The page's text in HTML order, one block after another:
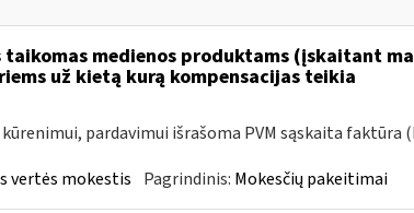
medienos produktams (įskaitant
už kietą kurą kompensacijas teikia
pardavimui išrašoma PVM sąskaita faktūra
vertės mokestis Pagrindinis: Mokesčių pakeitimai